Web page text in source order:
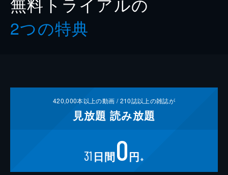
2つの特典
420,000本以上の動画 /210誌以上の雑誌が
見放題 読み放題
31 日間0円 ※